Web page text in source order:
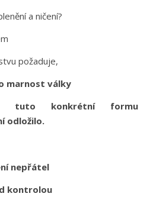
a ničení?
požaduje,
marnost války
tuto konkrétní formu
odložilo.
nepřátel
kontrolou